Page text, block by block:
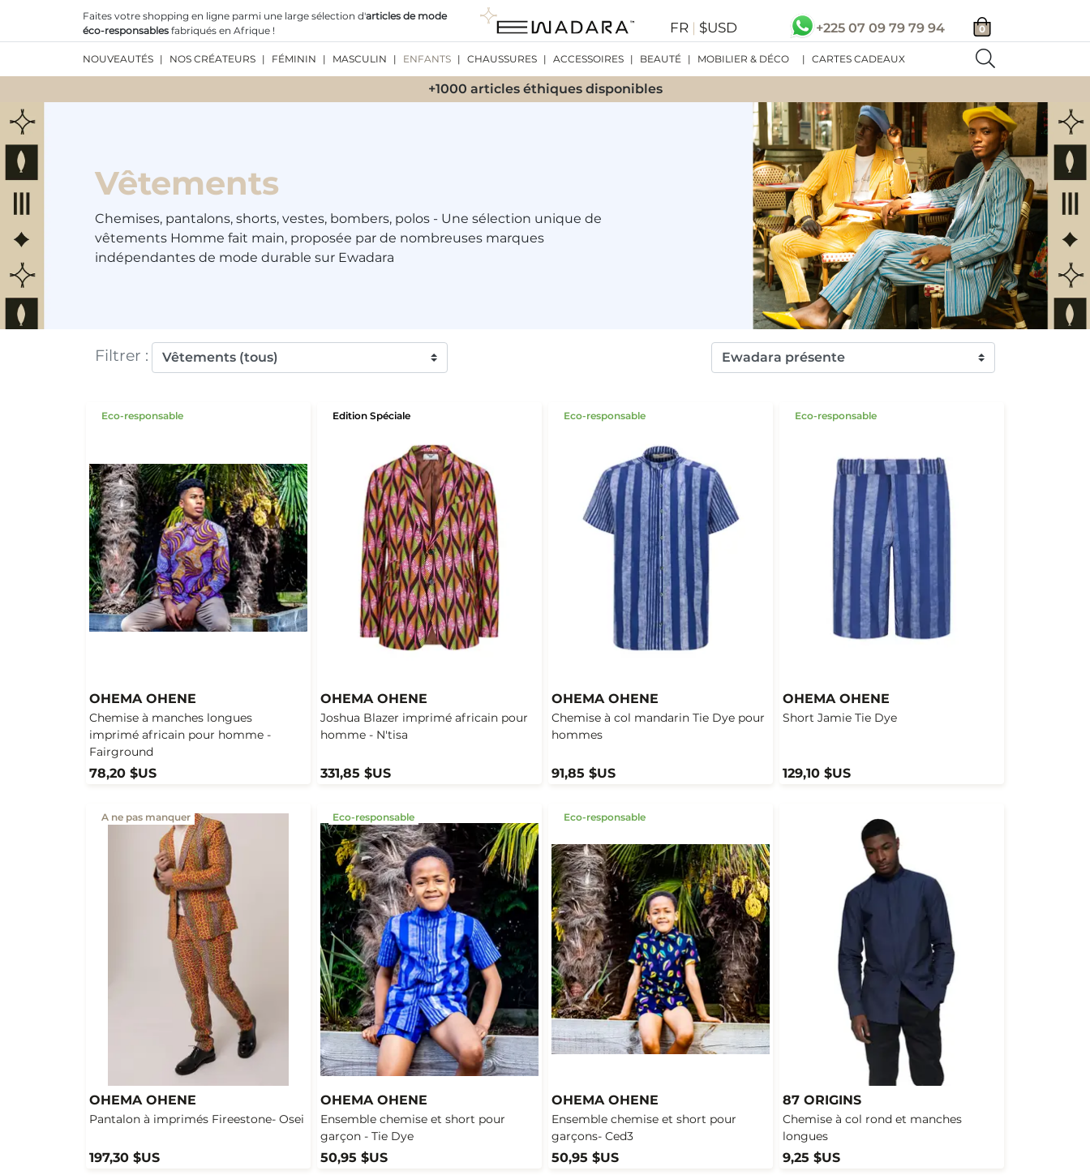
Faites votre shopping en ligne parmi une large sélection d'articles de mode
éco-responsables fabriqués en Afrique ! FR | $USD +225 07 09 79 79 94 0
NOUVEAUTÉS | NOS CRÉATEURS | FÉMININ | MASCULIN | ENFANTS | CHAUSSURES | ACCESSOIRES | BEAUTÉ | MOBILIER & DÉCO | CARTES CADEAUX
+1000 articles éthiques disponibles
Vêtements
Chemises, pantalons, shorts, vestes, bombers, polos - Une sélection unique de
vêtements Homme fait main, proposée par de nombreuses marques
indépendantes de mode durable sur Ewadara
Filtrer :
Eco-responsable
OHEMA OHENE
Chemise à manches longues
imprimé africain pour homme -
Fairground
78,20 $US
Edition Spéciale
OHEMA OHENE
Joshua Blazer imprimé africain pour
homme - N'tisa
331,85 $US
Eco-responsable
OHEMA OHENE
Chemise à col mandarin Tie Dye pour
hommes
91,85 $US
Eco-responsable
OHEMA OHENE
Short Jamie Tie Dye
129,10 $US
A ne pas manquer
OHEMA OHENE
Pantalon à imprimés Fireestone- Osei
197,30 $US
Eco-responsable
OHEMA OHENE
Ensemble chemise et short pour
garçon - Tie Dye
50,95 $US
Eco-responsable
OHEMA OHENE
Ensemble chemise et short pour
garçons- Ced3
50,95 $US
87 ORIGINS
Chemise à col rond et manches
longues
9,25 $US